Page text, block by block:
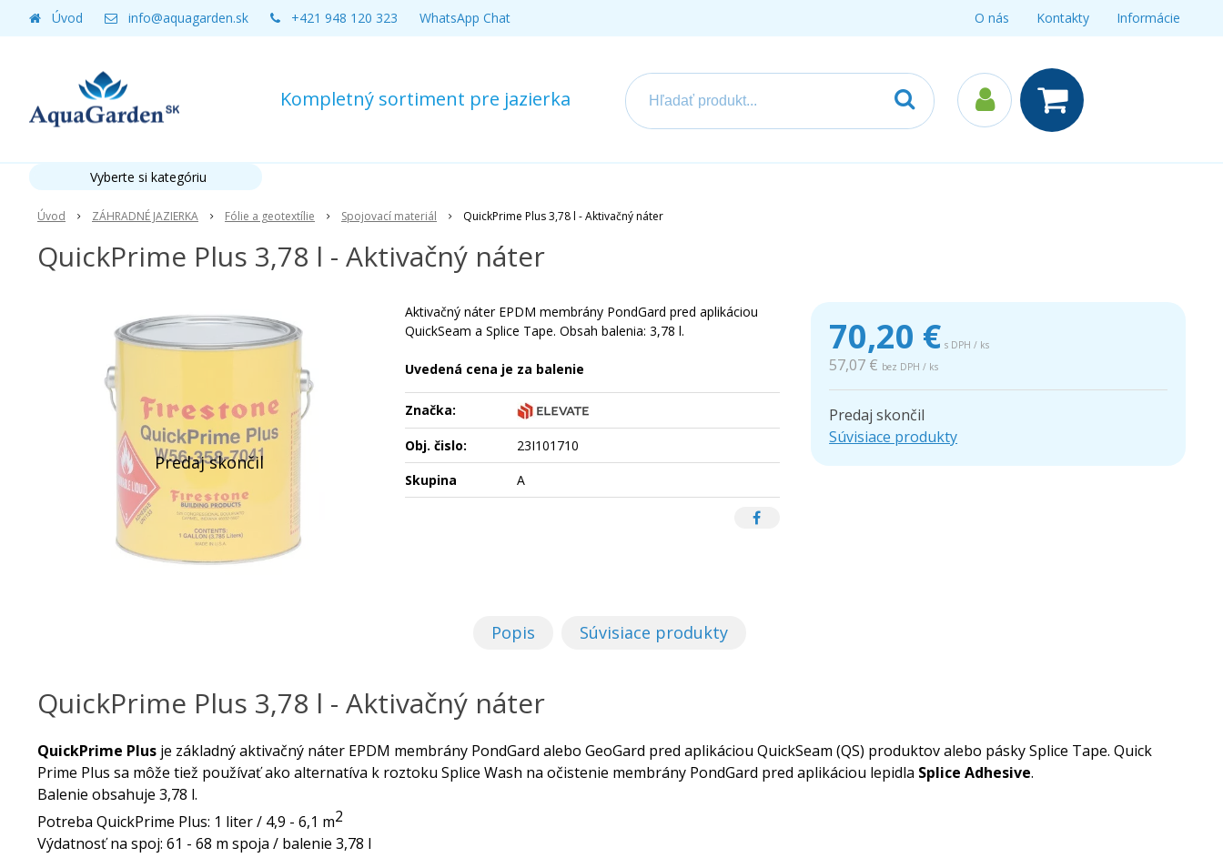
Kompletný sortiment pre jazierka
Úvod info@aquagarden.sk +421 948 120 323 WhatsApp Chat O nás Kontakty Informácie
Úvod ZÁHRADNÉ JAZIERKA Fólie a geotextílie Spojovací materiál QuickPrime Plus 3,78 l - Aktivačný náter
QuickPrime Plus 3,78 l - Aktivačný náter
70,20 € s DPH / ks
57,07 € bez DPH / ks
Predaj skončil
Súvisiace produkty
Aktivačný náter EPDM membrány PondGard pred aplikáciou
QuickSeam a Splice Tape. Obsah balenia: 3,78 l.
Uvedená cena je za balenie
Značka:
Obj. čislo:
23I101710
Skupina
A
Popis Súvisiace produkty
QuickPrime Plus 3,78 l - Aktivačný náter
QuickPrime Plus je základný aktivačný náter EPDM membrány PondGard alebo GeoGard pred aplikáciou QuickSeam (QS) produktov alebo pásky Splice Tape. Quick
Prime Plus sa môže tiež používať ako alternatíva k roztoku Splice Wash na očistenie membrány PondGard pred aplikáciou lepidla Splice Adhesive.
Balenie obsahuje 3,78 l.
Potreba QuickPrime Plus: 1 liter / 4,9 - 6,1 m2
Výdatnosť na spoj: 61 - 68 m spoja / balenie 3,78 l
Vyberte si kategóriu